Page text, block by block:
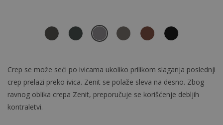
Crep se može seći po ivicama ukoliko prilikom slaganja poslednji
crep prelazi preko ivica. Zenit se polaže sleva na desno. Zbog
ravnog oblika crepa Zenit, preporučuje se korišćenje debljih
kontraletvi.